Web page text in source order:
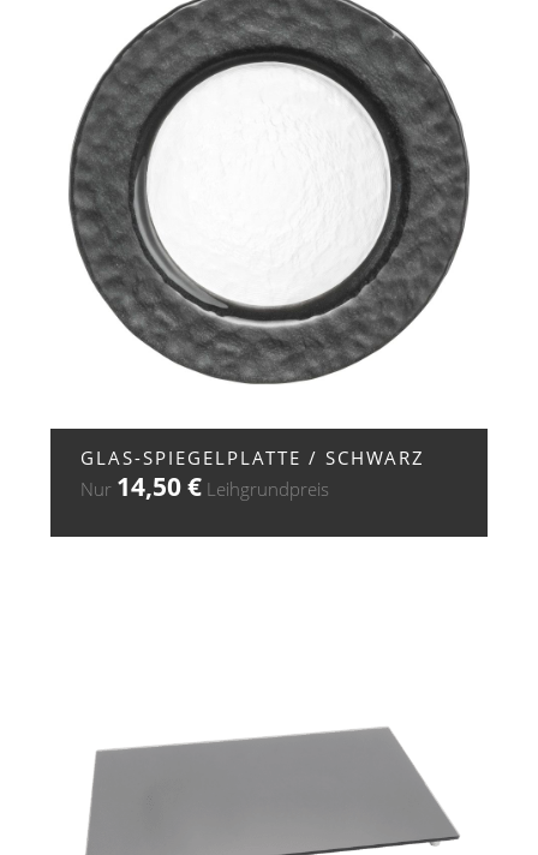
GLAS-SPIEGELPLATTE / SCHWARZ
Nur 14,50€ Leihgrundpreis